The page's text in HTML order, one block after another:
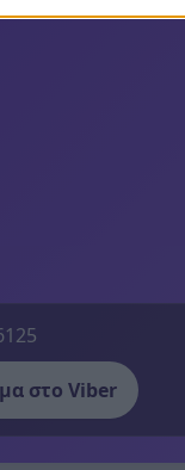
στο Viber